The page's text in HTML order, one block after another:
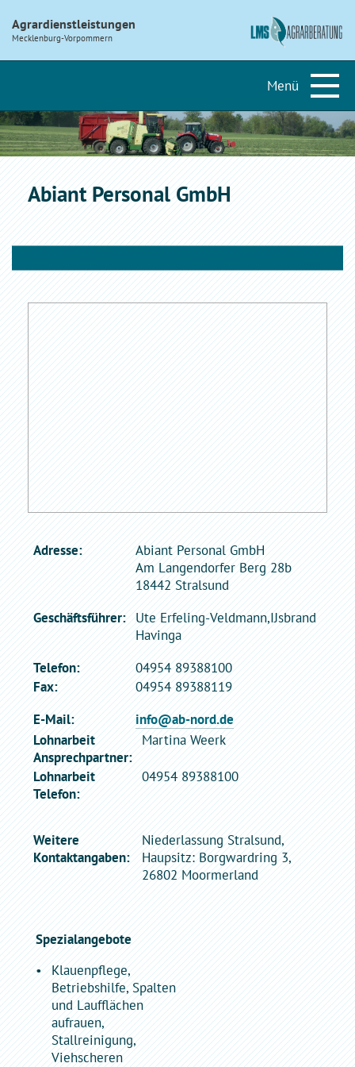
Agrardienstleistungen
Mecklenburg-Vorpommern
Abiant Personal GmbH
Adresse:
Abiant Personal GmbH
Am Langendorfer Berg 28b
18442 Stralsund
Geschäftsführer: Ute Erfeling-Veldmann,IJsbrand
Havinga
Telefon:
04954 89388100
Fax:
04954 89388119
E-Mail:
info@ab-nord.de
Lohnarbeit
Ansprechpartner:
Martina Weerk
Lohnarbeit
Telefon:
04954 89388100
Weitere
Kontaktangaben:
Niederlassung Stralsund,
Haupsitz: Borgwardring 3,
26802 Moormerland
Spezialangebote
Klauenpflege,
Betriebshilfe, Spalten
und Laufflächen
aufrauen,
Stallreinigung,
Viehscheren